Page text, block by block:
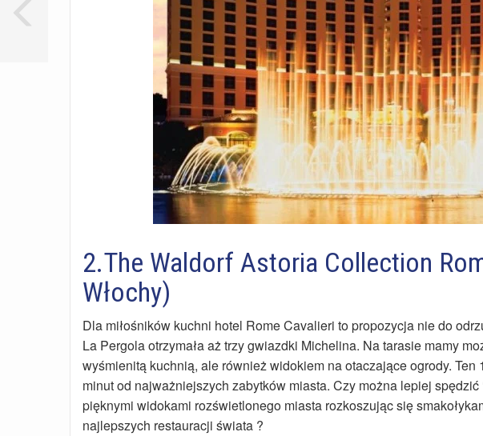
2.The Waldorf Astoria Collection
Włochy)
Dla miłośników kuchni hotel Rome Cavalieri to propozycja nie do
La Pergola otrzymała aż trzy gwiazdki Michelina. Na tarasie mamy
wyśmienitą kuchnią, ale również widokiem na otaczające ogrody.
minut od najważniejszych zabytków miasta. Czy można lepiej
pięknymi widokami rozświetlonego miasta rozkoszując się
najlepszych restauracji świata ?